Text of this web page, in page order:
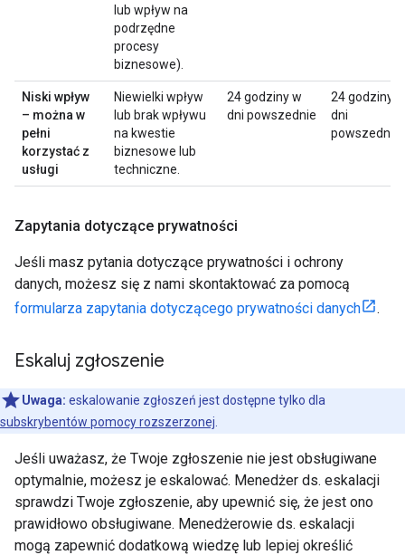
lub wpływ na
podrzędne
procesy
biznesowe).
Niski wpływ
– można w
pełni
korzystać z
usługi
Niewielki wpływ
lub brak wpływu
na kwestie
biznesowe lub
techniczne.
24 godziny w
dni powszednie
24 godziny w
dni
powszednie
Zapytania dotyczące prywatności
Jeśli masz pytania dotyczące prywatności i ochrony
danych, możesz się z nami skontaktować za pomocą
formularza zapytania dotyczącego prywatności danych
.
Eskaluj zgłoszenie
Uwaga: eskalowanie zgłoszeń jest dostępne tylko dla
subskrybentów pomocy rozszerzonej
Jeśli uważasz, że Twoje zgłoszenie nie jest obsługiwane
optymalnie, możesz je eskalować. Menedżer ds. eskalacji
sprawdzi Twoje zgłoszenie, aby upewnić się, że jest ono
prawidłowo obsługiwane. Menedżerowie ds. eskalacji
mogą zapewnić dodatkową wiedzę lub lepiej określić